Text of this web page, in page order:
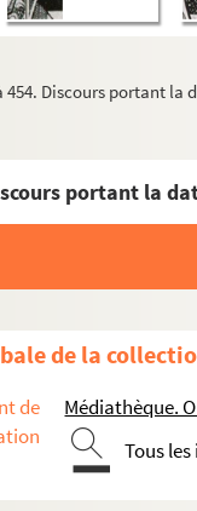
454. Discours portant la
portant la
de la
de
Médiathèque.
Tous
Papiers
de La Borde.Sur
II. Thèses de droit
III. Thèses et notes de
IV. Thèses et notes de